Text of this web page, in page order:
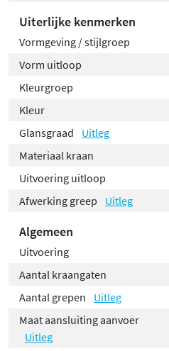
Uiterlijke kenmerken
Vormgeving / stijlgroep
Vorm uitloop
Kleurgroep
Kleur
Glansgraad
Uitleg
Materiaal kraan
Uitvoering uitloop
Afwerking greep
Uitleg
Algemeen
Uitvoering
Aantal kraangaten
Aantal grepen
Uitleg
Maat aansluiting aanvoer
Uitleg